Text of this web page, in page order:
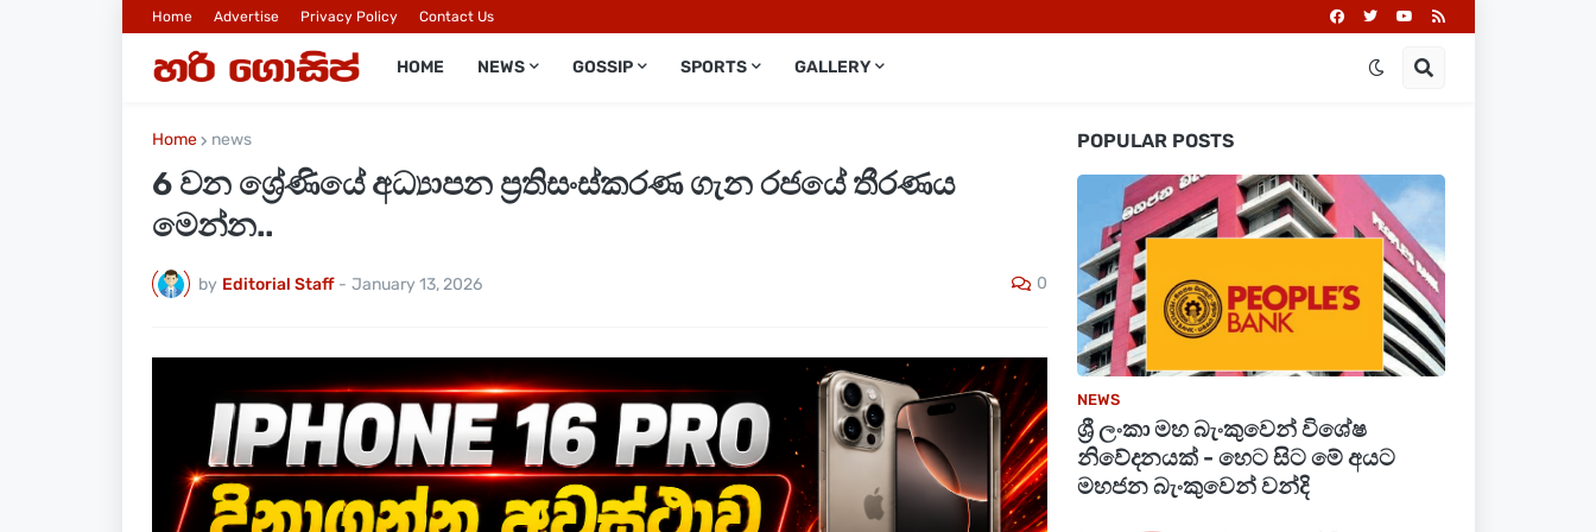
Home Advertise Privacy Policy Contact Us
HOME NEWS GOSSIP SPORTS GALLERY
Home news
6 වන ශ්‍රේණියේ අධ්‍යාපන ප්‍රතිසංස්කරණ ගැන රජයේ තීරණය
මෙන්න..
by Editorial Staff - January 13, 2026 0
POPULAR POSTS
NEWS
ශ්‍රී ලංකා මහ බැංකුවෙන් විශේෂ
නිවේදනයක් - හෙට සිට මේ අයට
මහජන බැංකුවෙන් වන්දි